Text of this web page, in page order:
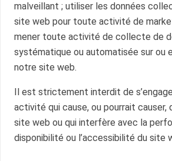
malveillant ; utiliser les données
site web pour toute activité de
mener toute activité de collecte de
systématique ou automatisée sur ou
notre site web.
Il est strictement interdit de
activité qui cause, ou pourrait causer,
site web ou qui interfère avec la
disponibilité ou l’accessibilité du site